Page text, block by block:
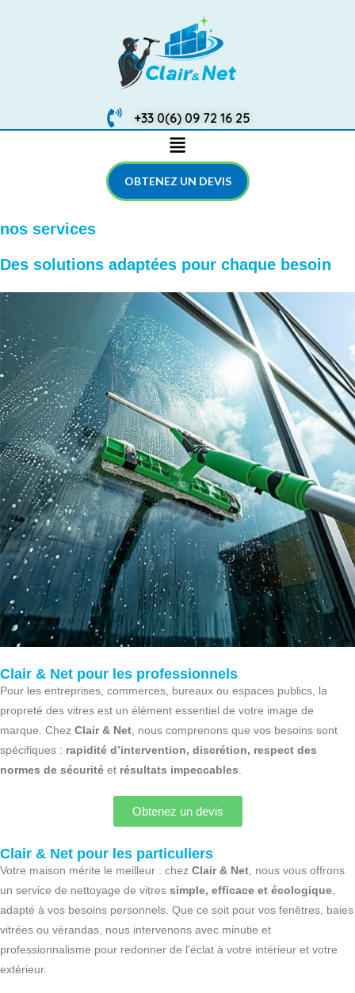
+33 0(6) 09 72 16 25
OBTENEZ UN DEVIS
nos services
Des solutions adaptées pour chaque besoin
Clair & Net pour les professionnels
Pour les entreprises, commerces, bureaux ou espaces publics, la
propreté des vitres est un élément essentiel de votre image de
marque. Chez Clair & Net , nous comprenons que vos besoins sont
spécifiques : rapidité d’intervention, discrétion, respect des
normes de sécurité et résultats impeccables
Obtenez un devis
Clair & Net pour les particuliers
Votre maison mérite le meilleur : chez Clair & Net , nous vous offrons
un service de nettoyage de vitres simple, efficace et écologique
adapté à vos besoins personnels. Que ce soit pour vos fenêtres, baies
vitrées ou vérandas, nous intervenons avec minutie et
professionnalisme pour redonner de l’éclat à votre intérieur et votre
extérieur.